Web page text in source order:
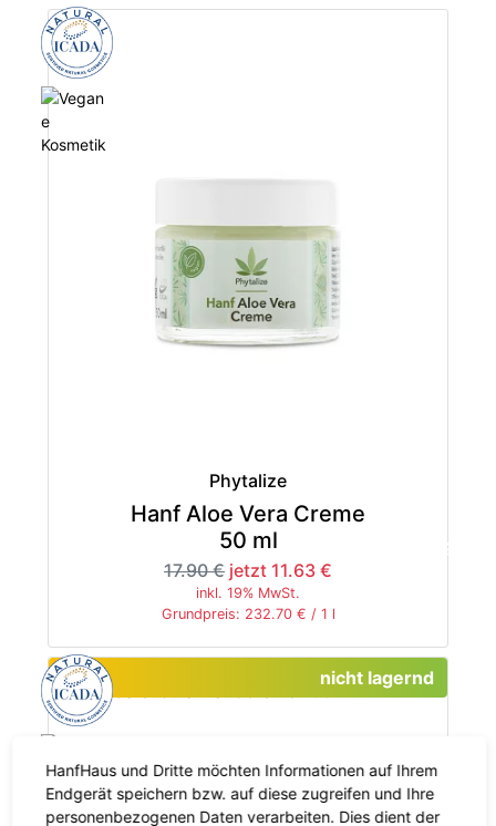
Phytalize
Hanf Aloe Vera Creme
50 ml
17.90 € jetzt 11.63 €
inkl. 19% MwSt.
Grundpreis: 232.70 € / 1 l
-35%
Hanf Calendula Handcreme 100 ml
18.90 € jetzt 12.29 €
nicht lagernd
-35%
HanfHaus und Dritte möchten Informationen auf Ihrem
Endgerät speichern bzw. auf diese zugreifen und Ihre
personenbezogenen Daten verarbeiten. Dies dient der